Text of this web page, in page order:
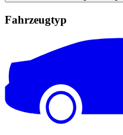
Fahrzeugtyp